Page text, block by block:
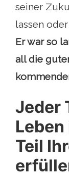
seiner
lassen
Er war so
all die
Jeder
Teil